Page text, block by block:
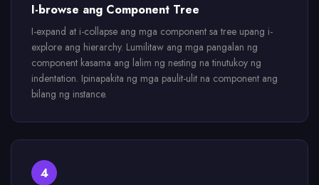
I-browse ang Component Tree
I-expand at i-collapse ang mga component sa tree upang i-
explore ang hierarchy. Lumilitaw ang mga pangalan ng
component kasama ang lalim ng nesting na tinutukoy ng
indentation. Ipinapakita ng mga paulit-ulit na component ang
bilang ng instance.
4